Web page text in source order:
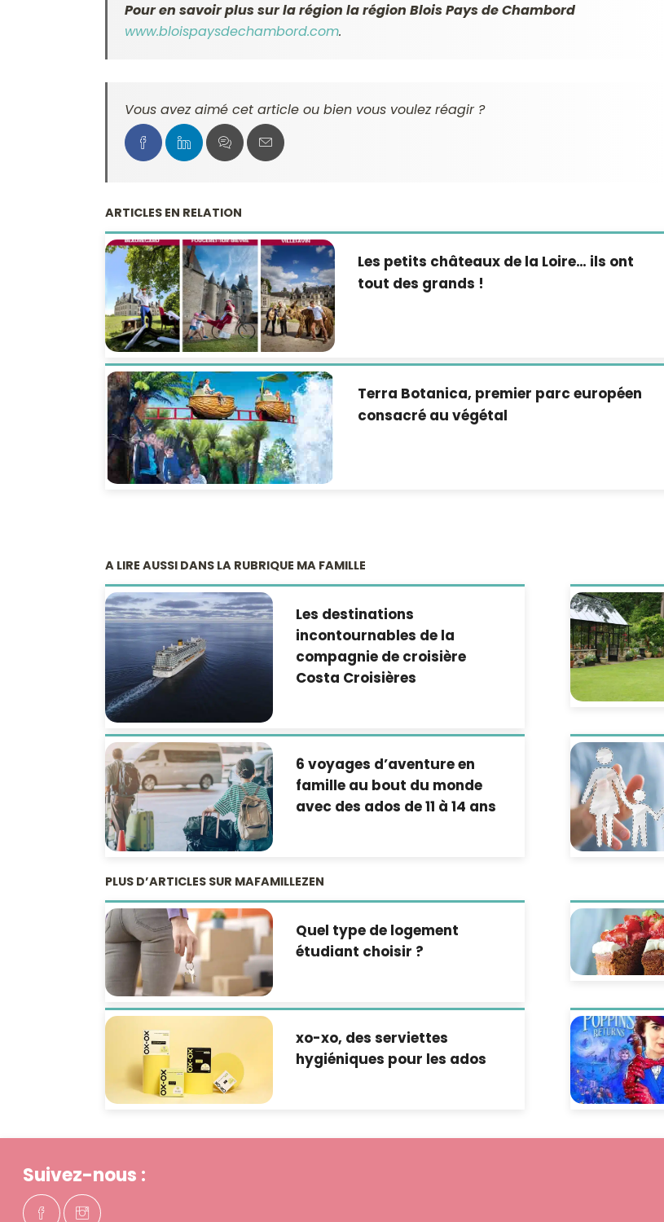
Pour en savoir plus sur la région la région Blois Pays de Chambord
www.bloispaysdechambord.com.
Vous avez aimé cet article ou bien vous voulez réagir ?
ARTICLES EN RELATION
Les petits châteaux de la Loire… ils ont
tout des grands !
Terra Botanica, premier parc européen
consacré au végétal
A LIRE AUSSI DANS LA RUBRIQUE MA FAMILLE
Les destinations
incontournables de la
compagnie de croisière
Costa Croisières
6 voyages d’aventure en
famille au bout du monde
avec des ados de 11 à 14 ans
PLUS D’ARTICLES SUR MAFAMILLEZEN
Quel type de logement
étudiant choisir ?
xo-xo, des serviettes
hygiéniques pour les ados
Suivez-nous :